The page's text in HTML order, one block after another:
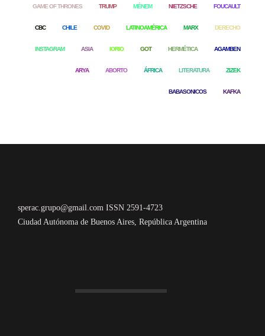
GAME OF THRONES TRUMP MÉNEM NIETZSCHE FOUCAULT
CBC CHILE COVID LATINOAMÉRICA MARX DERECHO
INSTAGRAM ASIA IORIO GOT HERMÉTICA AGAMBEN
ARYA ABORTO ÁFRICA LITERATURA ZIZEK
BABASONICOS KAFKA
sperac.grupo@gmail.com ISSN 2591-4723
Ciudad Autónoma de Buenos Aires, República Argentina